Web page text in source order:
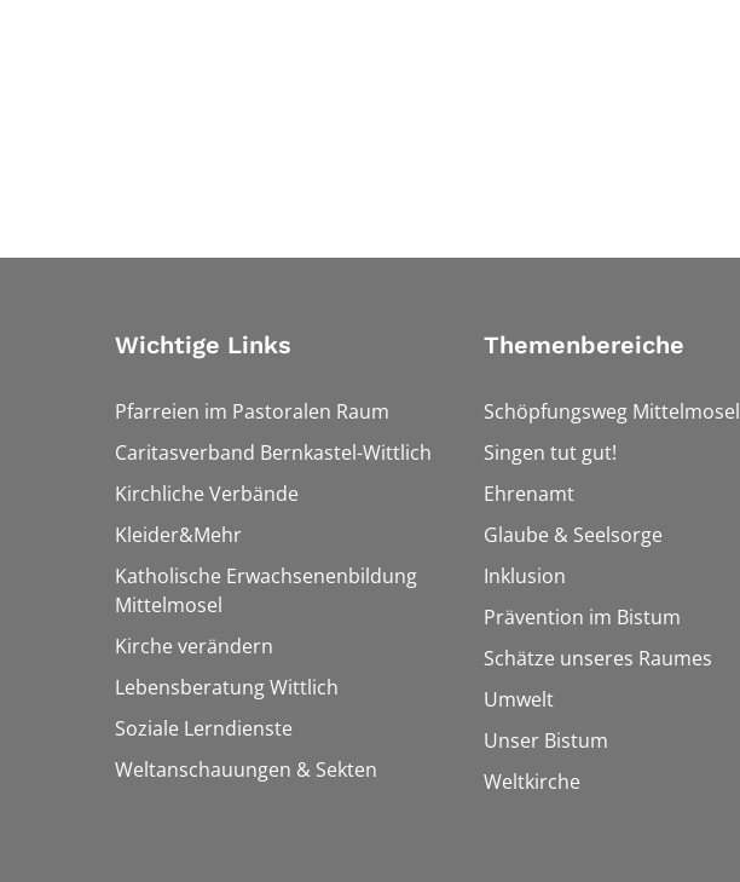
Wichtige Links
Pfarreien im Pastoralen Raum
Caritasverband Bernkastel-Wittlich
Kirchliche Verbände
Kleider&Mehr
Katholische Erwachsenenbildung
Mittelmosel
Kirche verändern
Lebensberatung Wittlich
Soziale Lerndienste
Weltanschauungen & Sekten
Themenbereiche
Schöpfungsweg Mittelmosel
Singen tut gut!
Ehrenamt
Glaube & Seelsorge
Inklusion
Prävention im Bistum
Schätze unseres Raumes
Umwelt
Unser Bistum
Weltkirche